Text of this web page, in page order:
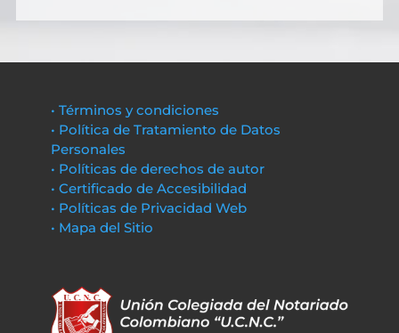
• Términos y condiciones
• Política de Tratamiento de Datos
Personales
• Políticas de derechos de autor
• Certificado de Accesibilidad
• Políticas de Privacidad Web
• Mapa del Sitio